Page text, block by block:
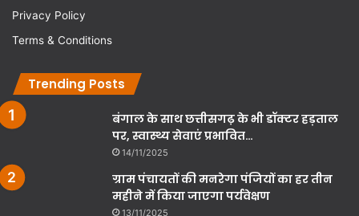
Privacy Policy
Terms & Conditions
Trending Posts
बंगाल के साथ छत्तीसगढ़ के भी डॉक्टर हड़ताल
पर, स्वास्थ्य सेवाएं प्रभावित…
14/11/2025
ग्राम पंचायतों की मनरेगा पंजियों का हर तीन
महीने में किया जाएगा पर्यवेक्षण
13/11/2025